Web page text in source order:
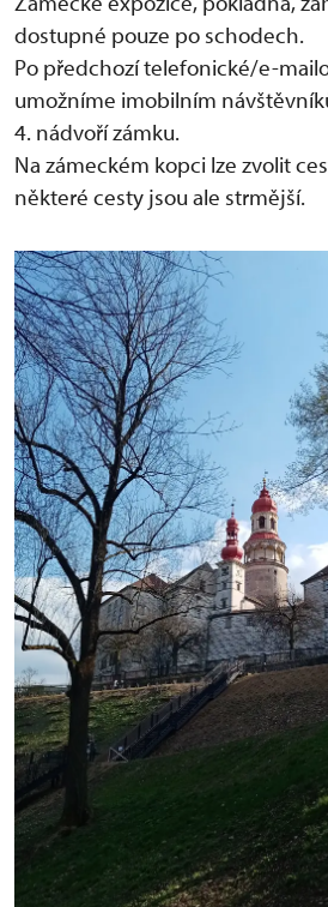
dostupné pouze po schodech.
Po předchozí telefonické/e-
umožníme imobilním
4. nádvoří zámku.
Na zámeckém kopci lze zvolit
některé cesty jsou ale strmější.